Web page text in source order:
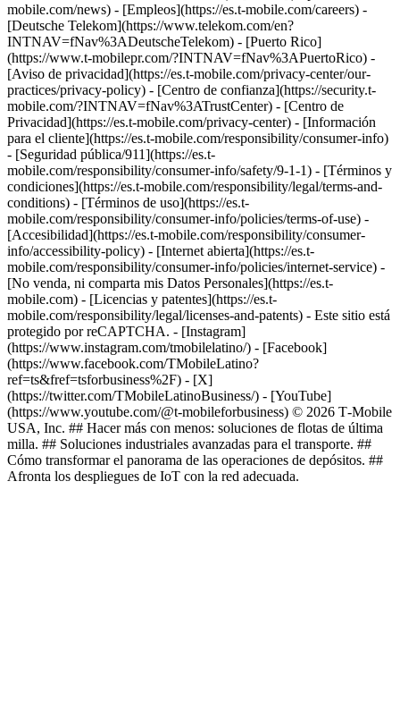
mobile.com/news) - [Empleos](https://es.t-mobile.com/careers) -
[Deutsche Telekom](https://www.telekom.com/en?
INTNAV=fNav%3ADeutscheTelekom) - [Puerto Rico]
(https://www.t-mobilepr.com/?INTNAV=fNav%3APuertoRico) -
[Aviso de privacidad](https://es.t-mobile.com/privacy-center/our-
practices/privacy-policy) - [Centro de confianza](https://security.t-
mobile.com/?INTNAV=fNav%3ATrustCenter) - [Centro de
Privacidad](https://es.t-mobile.com/privacy-center) - [Información
para el cliente](https://es.t-mobile.com/responsibility/consumer-info)
- [Seguridad pública/911](https://es.t-
mobile.com/responsibility/consumer-info/safety/9-1-1) - [Términos y
condiciones](https://es.t-mobile.com/responsibility/legal/terms-and-
conditions) - [Términos de uso](https://es.t-
mobile.com/responsibility/consumer-info/policies/terms-of-use) -
[Accesibilidad](https://es.t-mobile.com/responsibility/consumer-
info/accessibility-policy) - [Internet abierta](https://es.t-
mobile.com/responsibility/consumer-info/policies/internet-service) -
[No venda, ni comparta mis Datos Personales](https://es.t-
mobile.com) - [Licencias y patentes](https://es.t-
mobile.com/responsibility/legal/licenses-and-patents) - Este sitio está
protegido por reCAPTCHA. - [Instagram]
(https://www.instagram.com/tmobilelatino/) - [Facebook]
(https://www.facebook.com/TMobileLatino?
ref=ts&fref=tsforbusiness%2F) - [X]
(https://twitter.com/TMobileLatinoBusiness/) - [YouTube]
(https://www.youtube.com/@t-mobileforbusiness) © 2026 T‑Mobile
USA, Inc. ## Hacer más con menos: soluciones de flotas de última
milla. ## Soluciones industriales avanzadas para el transporte. ##
Cómo transformar el panorama de las operaciones de depósitos. ##
Afronta los despliegues de IoT con la red adecuada.